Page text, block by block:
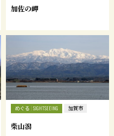
加佐の岬
めぐる SIGHTSEEING 加賀市
柴山潟